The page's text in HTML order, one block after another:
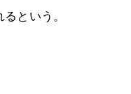
という。